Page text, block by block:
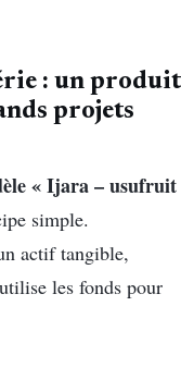
: un produit
projets
« Ijara – usufruit
simple.
actif tangible,
les fonds pour